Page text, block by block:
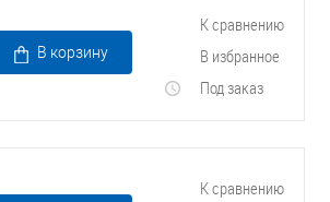
В корзину
К сравнению
В избранное
Под заказ
К сравнению